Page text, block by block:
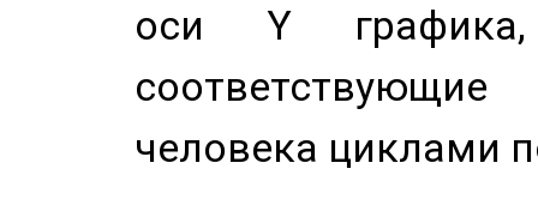
оси Y
человека циклами